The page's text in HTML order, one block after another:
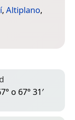
, Altiplano,
o 67° 31′